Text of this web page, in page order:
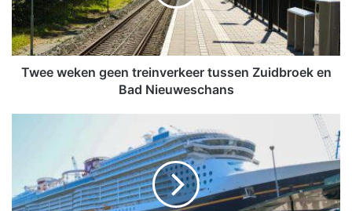
e
k
e
n
n
Twee weken geen treinverkeer tussen Zuidbroek en
Bad Nieuweschans
y